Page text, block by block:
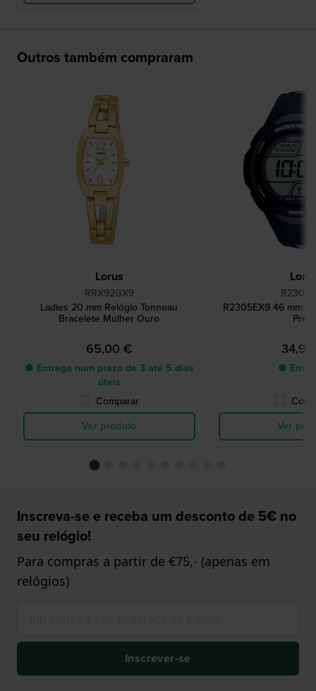
Outros também compraram
Lorus
RRX92GX9
Ladies 20 mm Relógio Tonneau
Bracelete Mulher Ouro
65,00 €
● Entrega num prazo de 3 até 5 dias
úteis
Comparar
Ver produto
R2305EX9 46 mm
Preto
● Em
Ver
Inscreva-se e receba um desconto de 5€ no
seu relógio!
Para compras a partir de €75,- (apenas em
relógios)
Inscrever-se